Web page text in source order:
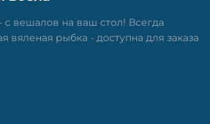
с вешалов на ваш стол! Всегда
вяленая рыбка - доступна для заказа